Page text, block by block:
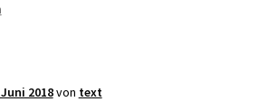
2018von text